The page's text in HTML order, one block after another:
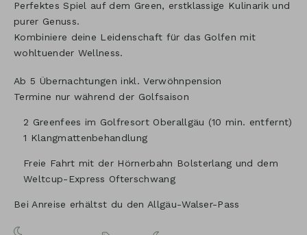
Perfektes Spiel auf dem Green, erstklassige Kulinarik und
purer Genuss.
Kombiniere deine Leidenschaft für das Golfen mit
wohltuender Wellness.
Ab 5 Übernachtungen inkl. Verwöhnpension
Termine nur während der Golfsaison
2 Greenfees im Golfresort Oberallgäu (10 min. entfernt)
1 Klangmattenbehandlung
Freie Fahrt mit der Hörnerbahn Bolsterlang und dem
Weltcup-Express Ofterschwang
Bei Anreise erhältst du den Allgäu-Walser-Pass